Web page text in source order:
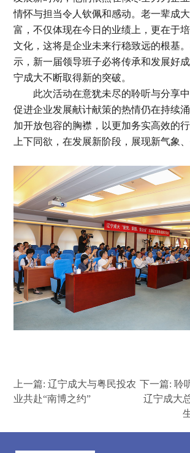
情怀与担当令人钦佩和感动。老一辈成
富，不仅体现在今日的业绩上，更在于
文化，这将是企业未来行稳致远的根基
示，新一届领导班子必将传承和发展好
宁成大不断取得新的突破。
此次活动在意犹未尽的聆听与分享
促进企业发展献计献策的热情仍在持续
加开放包容的胸襟，以更加务实高效的行
上下同欲，在发展新阶段，展现新气象
上一篇:辽宁成大与粤民投农
业共赴“南博之约”
下一篇: 聆
辽宁成大